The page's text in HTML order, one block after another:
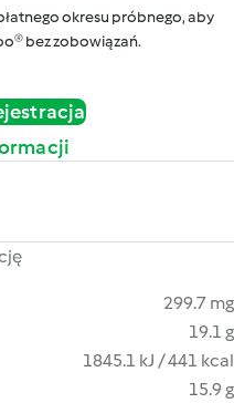
okresu próbnego, aby
bez zobowiązań.
299.7 mg
19.1 g
1845.1 kJ / 441 kcal
15.9 g